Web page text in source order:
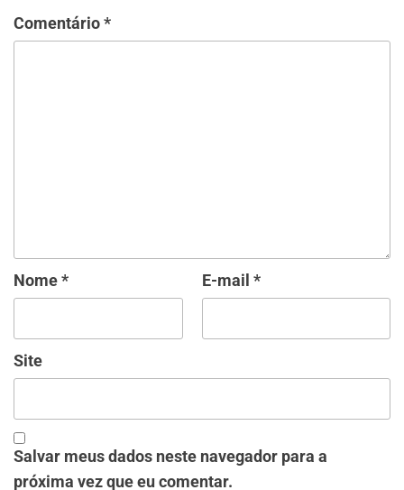
Comentário*
Nome* E-mail *
Site
Salvar meus dados neste navegador para a
próxima vez que eu comentar.